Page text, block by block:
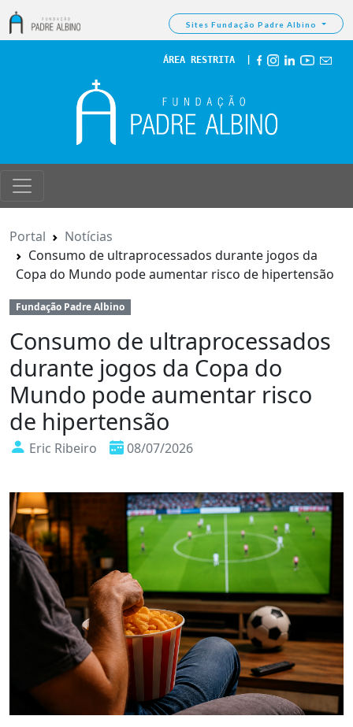
Sites Fundação Padre Albino
ÁREA RESTRITA
Portal
Notícias
Consumo de ultraprocessados durante jogos da
Copa do Mundo pode aumentar risco de hipertensão
Fundação Padre Albino
Consumo de ultraprocessados
durante jogos da Copa do
Mundo pode aumentar risco
de hipertensão
Eric Ribeiro 08/07/2026